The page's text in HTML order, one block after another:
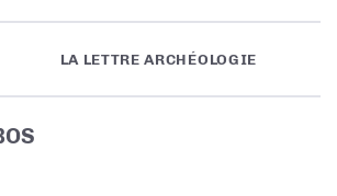
LA LETTRE ARCHÉOLOGIE